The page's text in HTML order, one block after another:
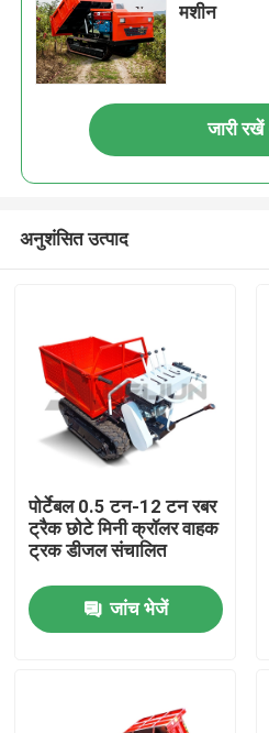
मशीन
जारी रखें
अनुशंसित उत्पाद
पोर्टेबल 0.5 टन-12 टन रबर
ट्रैक छोटे मिनी क्रॉलर वाहक
ट्रक डीजल संचालित
जांच भेजें